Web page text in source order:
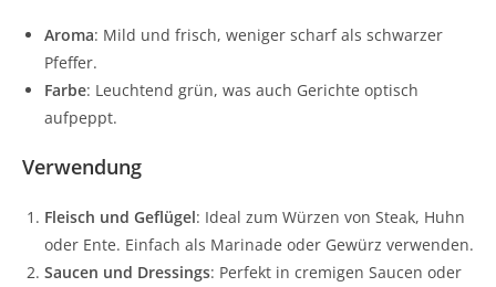
Aroma: Mild und frisch, weniger scharf als schwarzer
Pfeffer.
Farbe: Leuchtend grün, was auch Gerichte optisch
aufpeppt.
Verwendung
Fleisch und Geflügel: Ideal zum Würzen von Steak, Huhn
oder Ente. Einfach als Marinade oder Gewürz verwenden.
Saucen und Dressings: Perfekt in cremigen Saucen oder